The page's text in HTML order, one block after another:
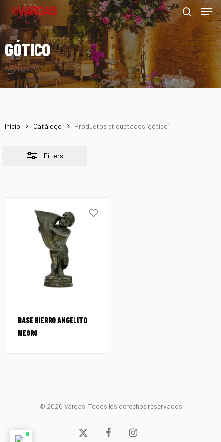
Skip
main
content
search
Menu
GÓTICO
Inicio Catálogo Productos etiquetados “gótico”
Filters
Close
Filters
BASE HIERRO ANGELITO
NEGRO
© 2026 Vargas. Todos los derechos reservados
x-
facebookinstagram
Menu